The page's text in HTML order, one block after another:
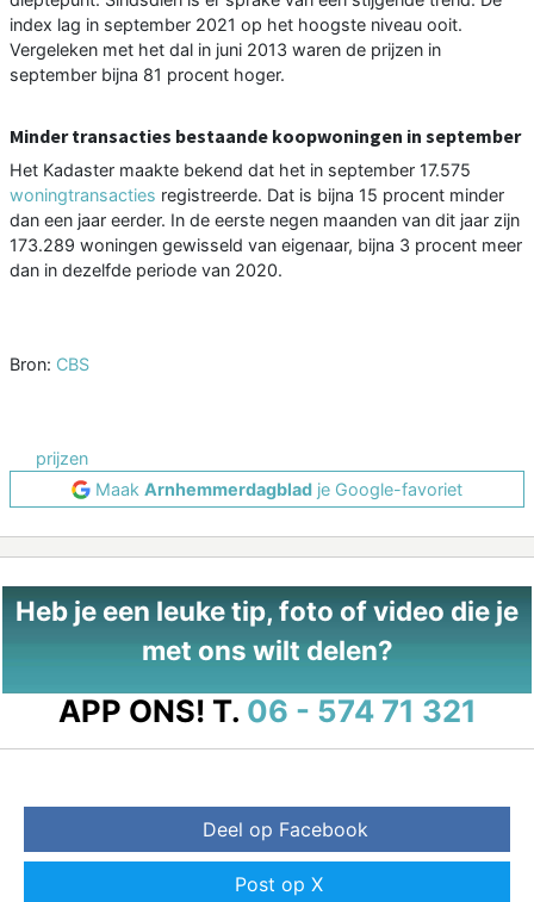
index lag in september 2021 op het hoogste niveau ooit.
Vergeleken met het dal in juni 2013 waren de prijzen in
september bijna 81 procent hoger.
Minder transacties bestaande koopwoningen in september
Het Kadaster maakte bekend dat het in september 17.575
woningtransacties registreerde. Dat is bijna 15 procent minder
dan een jaar eerder. In de eerste negen maanden van dit jaar zijn
173.289 woningen gewisseld van eigenaar, bijna 3 procent meer
dan in dezelfde periode van 2020.
Bron: CBS
prijzen
Maak Arnhemmerdagblad je Google-favoriet
Heb je een leuke tip, foto of video die je
met ons wilt delen?
APP ONS! T. 06 - 574 71 321
Deel op Facebook
Post op X